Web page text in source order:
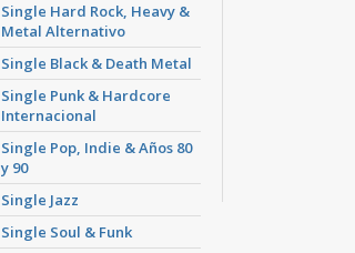
Single Hard Rock, Heavy &
Metal Alternativo
Single Black & Death Metal
Single Punk & Hardcore
Internacional
Single Pop, Indie & Años 80
y 90
Single Jazz
Single Soul & Funk